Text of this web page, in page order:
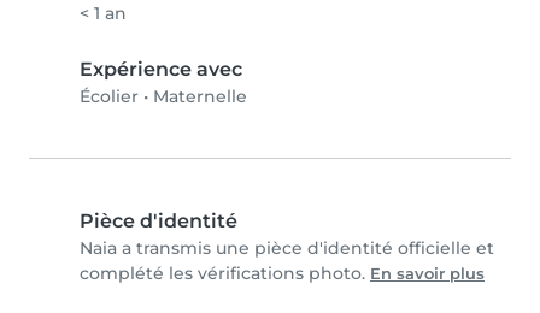
< 1 an
Expérience avec
Écolier • Maternelle
Pièce d'identité
Naia a transmis une pièce d'identité officielle et
complété les vérifications photo. En savoir plus